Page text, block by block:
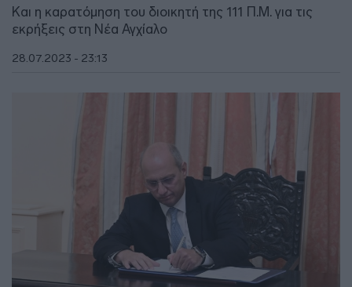
Και η καρατόμηση του διοικητή της 111 Π.Μ. για τις
εκρήξεις στη Νέα Αγχίαλο
28.07.2023 - 23:13